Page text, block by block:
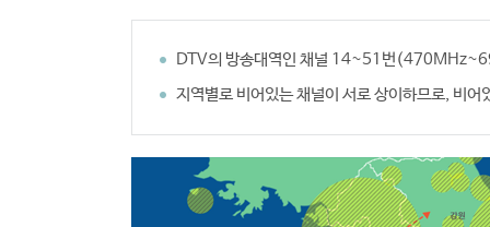
DTV의 방송대역인 채널 14~51번
지역별로 비어있는 채널이 서로 상이하므로, 비